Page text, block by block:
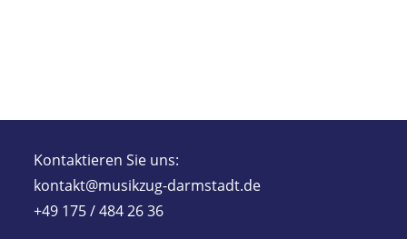
Kontaktieren Sie uns:
kontakt@musikzug-darmstadt.de
+49 175 / 484 26 36